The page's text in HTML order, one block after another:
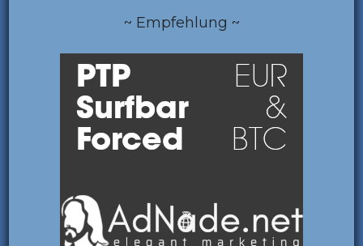
~ Empfehlung ~